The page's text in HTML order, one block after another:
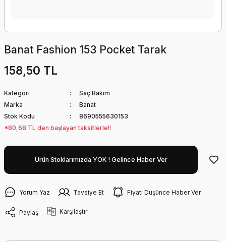
Banat Fashion 153 Pocket Tarak
158,50 TL
Kategori
Saç Bakım
Marka
Banat
Stok Kodu
8690555630153
*80,68 TL den başlayan taksitlerle!!
Ürün Stoklarımızda YOK ! Gelince Haber Ver
Yorum Yaz Tavsiye Et Fiyatı Düşünce Haber Ver
Paylaş Karşılaştır